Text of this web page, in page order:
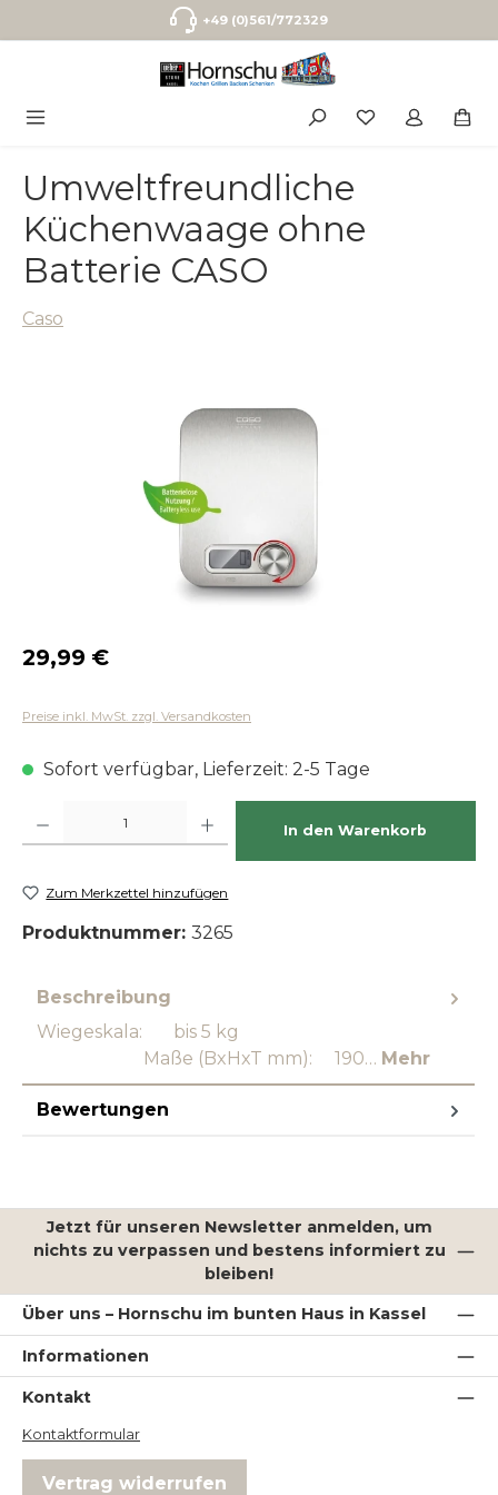
Zum Hauptinhalt springen+49 (0)561/772329
Umweltfreundliche
Küchenwaage ohne
Batterie CASO
Caso
Regulärer Preis:
29,99 €
Preise inkl. MwSt. zzgl. Versandkosten
Sofort verfügbar, Lieferzeit: 2-5 Tage
In den Warenkorb
Zum Merkzettel hinzufügen
Produktnummer: 3265
Beschreibung
Wiegeskala: bis 5 kg
Maße (BxHxT mm): 190… Mehr
Bewertungen
Jetzt für unseren Newsletter anmelden, um
nichts zu verpassen und bestens informiert zu
bleiben!
Über uns – Hornschu im bunten Haus in Kassel
Informationen
Kontakt
Kontaktformular
Vertrag widerrufen